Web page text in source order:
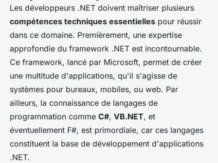
Les développeurs .NET doivent maîtriser plusieurs
compétences techniques essentielles pour réussir
dans ce domaine. Premièrement, une expertise
approfondie du framework .NET est incontournable.
Ce framework, lancé par Microsoft, permet de créer
une multitude d'applications, qu'il s'agisse de
systèmes pour bureaux, mobiles, ou web. Par
ailleurs, la connaissance de langages de
programmation comme C#, VB.NET, et
éventuellement F#, est primordiale, car ces langages
constituent la base de développement d'applications
.NET.